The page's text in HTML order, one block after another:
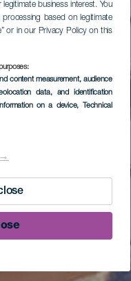
business interest. You
based on legitimate
or in our Privacy Policy on this
content measurement, audience
data, and identification
on a device, Technical